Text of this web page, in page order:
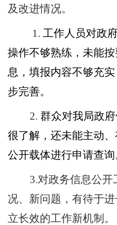
及改进情况。
1. 工作人员对政
操作不够熟练，未能
息，填报内容不够充
步完善。
2. 群众对我局政
很了解，还未能主动
公开载体进行申请查询
3.对政务信息公开
况、新问题，有待于
立长效的工作新机制。